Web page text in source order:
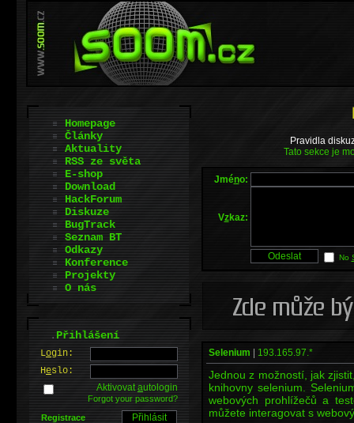
Pravidla
Tato sekce je
Jméno:
Vzkaz:
No
Selenium 193.165.97.*
Jednou z možností, jak
knihovny selenium.
webových prohlížečů a
můžete interagovat s
Homepage
Články
Aktuality
RSS ze světa
E-shop
Download
HackForum
Diskuze
BugTrack
Seznam BT
Odkazy
Konference
Projekty
O nás
.Přihlášení
Login:
Heslo:
Aktivovatautologin
Forgot your password?
Registrace